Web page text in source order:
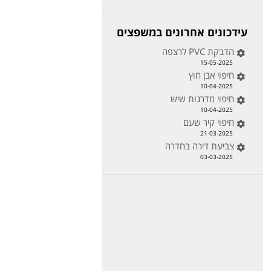
עידכונים אחרונים במשפצים
הדבקת PVC לרצפה
15-05-2025
חיפוי אבן חוץ
10-04-2025
חיפוי מדרגות שיש
10-04-2025
חיפוי קיר שעם
21-03-2025
צביעת דירה בחדרה
03-03-2025